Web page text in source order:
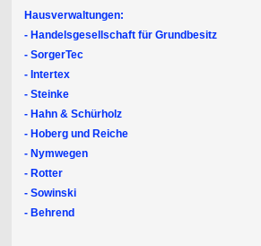
Hausverwaltungen:
- Handelsgesellschaft für Grundbesitz
- SorgerTec
- Intertex
- Steinke
- Hahn & Schürholz
- Hoberg und Reiche
- Nymwegen
- Rotter
- Sowinski
- Behrend